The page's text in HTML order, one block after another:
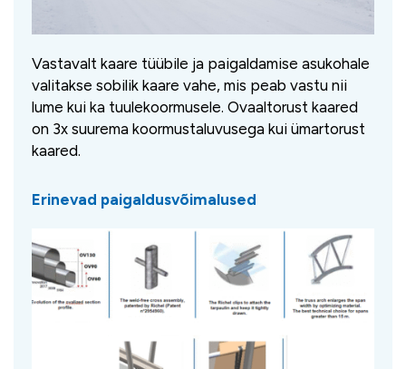
Vastavalt kaare tüübile ja paigaldamise asukohale
valitakse sobilik kaare vahe, mis peab vastu nii
lume kui ka tuulekoormusele. Ovaaltorust kaared
on 3x suurema koormustaluvusega kui ümartorust
kaared.
Erinevad paigaldusvõimalused